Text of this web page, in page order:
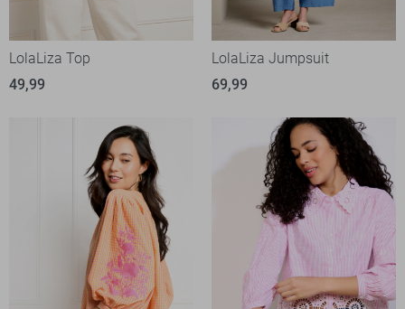
LolaLiza Top
49,99
LolaLiza Jumpsuit
69,99